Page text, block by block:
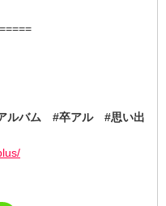
ルバム #卒アル #思い出